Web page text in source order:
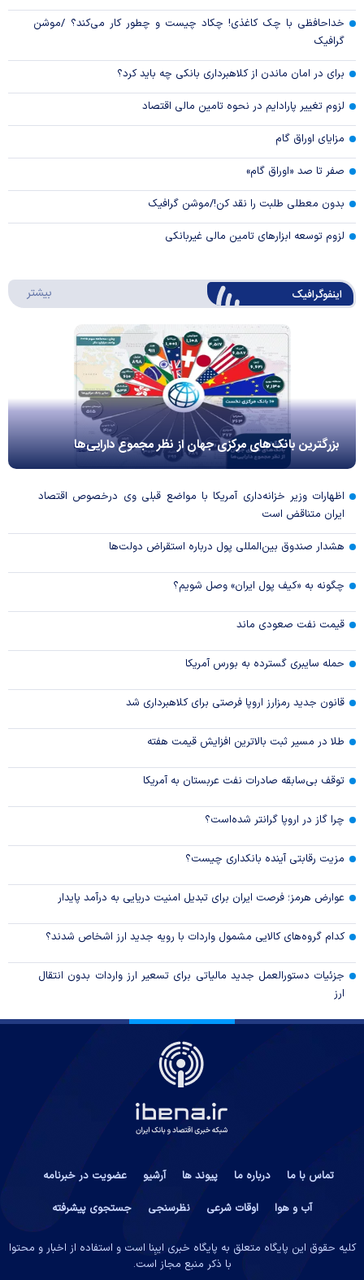
خداحافظی با چک کاغذی! چکاد چیست و چطور کار می‌کند؟ /موشن
گرافیک
برای در امان ماندن از کلاهبرداری بانکی چه باید کرد؟
لزوم تغییر پارادایم در نحوه تامین مالی اقتصاد
مزایای اوراق گام
صفر تا صد «اوراق گام»
بدون معطلی طلبت را نقد کن!/موشن گرافیک
لزوم توسعه ابزارهای تامین مالی غیربانکی
اینفوگرافیک بیشتر
بزرگترین بانک‌های مرکزی جهان از نظر مجموع دارایی‌ها
اظهارات وزیر خزانه‌داری آمریکا با مواضع قبلی وی درخصوص اقتصاد
ایران متناقض است
هشدار صندوق بین‌المللی پول درباره استقراض دولت‌ها
چگونه به «کیف پول ایران» وصل شویم؟
قیمت نفت صعودی ماند
حمله سایبری گسترده به بورس آمریکا
قانون جدید رمزارز اروپا فرصتی برای کلاهبرداری شد
طلا در مسیر ثبت بالاترین افزایش قیمت هفته
توقف بی‌سابقه صادرات نفت عربستان به آمریکا
چرا گاز در اروپا گرانتر شده‌است؟
مزیت رقابتی آینده بانکداری چیست؟
عوارض هرمز؛ فرصت ایران برای تبدیل امنیت دریایی به درآمد پایدار
کدام گروه‌های کالایی مشمول واردات با رویه جدید ارز اشخاص شدند؟
جزئیات دستورالعمل جدید مالیاتی برای تسعیر ارز واردات بدون انتقال
ارز
تماس با ما درباره ما پیوند ها آرشیو
عضویت در خبرنامه
آب و هوا
اوقات شرعی نظرسنجی جستجوی پیشرفته
کلیه حقوق این پایگاه متعلق به پایگاه خبری ایبِنا است و استفاده از اخبار و محتوا
با ذکر منبع مجاز است.